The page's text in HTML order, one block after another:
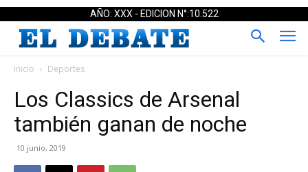
AÑO: XXX - EDICION N°:10.522
Inicio Deportes
Los Classics de Arsenal
también ganan de noche
10 junio, 2019